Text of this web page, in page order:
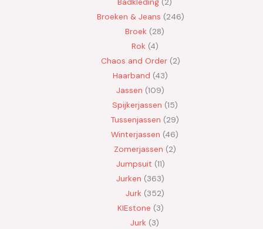
Broeken & Jeans 246
Broek 28
Rok 4
Chaos and Order 2
Haarband 43
Jassen 109
Spijkerjassen 15
Tussenjassen 29
Winterjassen 46
Zomerjassen 2
Jumpsuit 11
Jurken 363
Jurk 352
KIEstone 3
Jurk 3